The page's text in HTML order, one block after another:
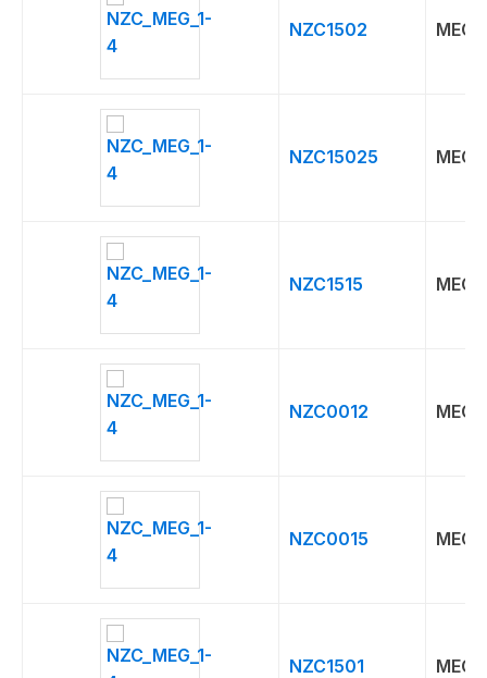
NZC1502 MEG
NZC15025 MEG
NZC1515 MEG
NZC0012 MEG
NZC0015 MEG
NZC1501 MEG